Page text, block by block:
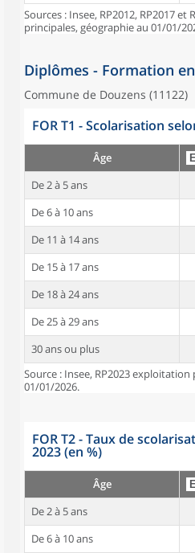
Sources : Insee, RP2012, RP2017
principales, géographie au 01/01/
Diplômes - Formation
Commune de Douzens (11122)
FOR T1 - Scolarisation
Âge
De 2 à 5 ans
De 6 à 10 ans
De 11 à 14 ans
De 15 à 17 ans
De 18 à 24 ans
De 25 à 29 ans
30 ans ou plus
Source : Insee, RP2023
01/01/2026.
FOR T2 - Taux de
2023 (en %)
Âge
De 2 à 5 ans
De 6 à 10 ans